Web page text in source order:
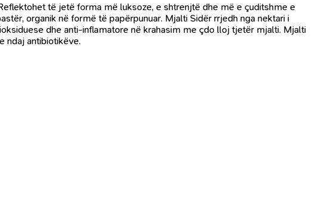
të jetë forma më luksoze, e shtrenjtë dhe më e çuditshme e
organik në formë të papërpunuar. Mjalti Sidër rrjedh nga nektari i
dhe anti-inflamatore në krahasim me çdo lloj tjetër mjalti. Mjalti
ndaj antibiotikëve.